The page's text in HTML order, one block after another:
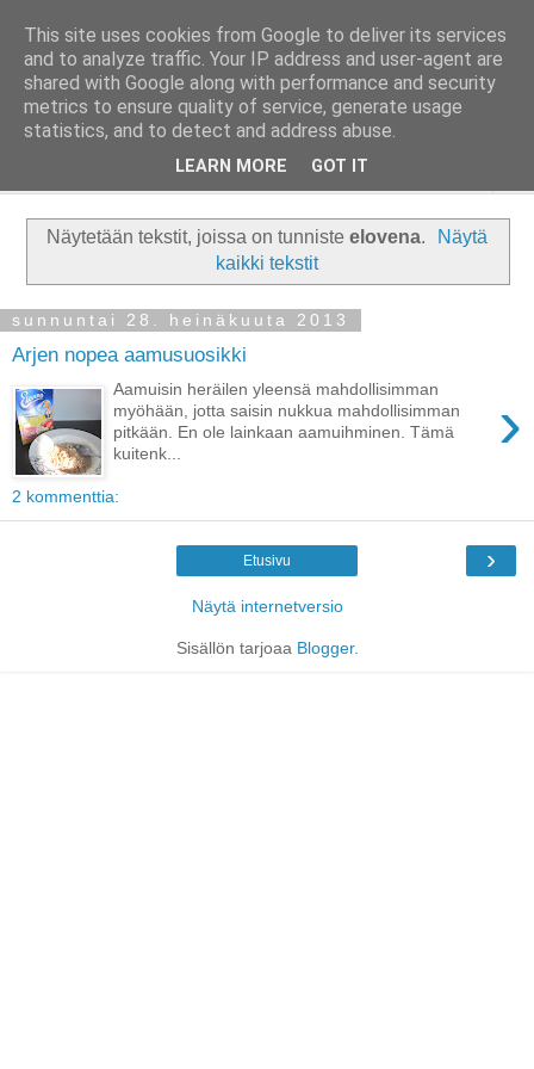
Taloja ja Toiveita
[ Sisustaa ] [ Remontoi ] [ Tuunaa ] [ Haaveilee ] [ Reissaa ]
Näytetään tekstit, joissa on tunniste elovena.
Näytä
kaikki tekstit
sunnuntai 28. heinäkuuta 2013
Arjen nopea aamusuosikki
›
Aamuisin heräilen yleensä mahdollisimman
myöhään, jotta saisin nukkua mahdollisimman
pitkään. En ole lainkaan aamuihminen. Tämä
kuitenk...
2 kommenttia:
›
Etusivu
Näytä internetversio
Sisällön tarjoaa Blogger.
This site uses cookies from Google to deliver its services
and to analyze traffic. Your IP address and user-agent are
shared with Google along with performance and security
metrics to ensure quality of service, generate usage
statistics, and to detect and address abuse.
LEARN MORE GOT IT